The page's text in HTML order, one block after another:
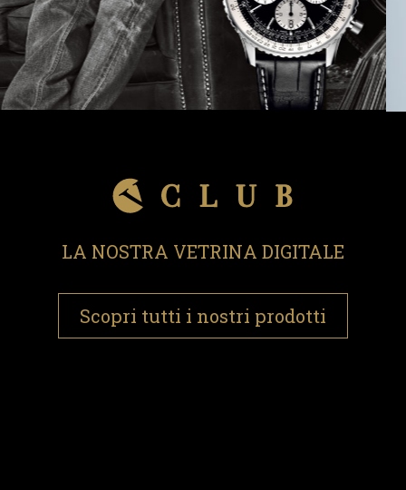
LA NOSTRA VETRINA DIGITALE
Scopri tutti i nostri prodotti